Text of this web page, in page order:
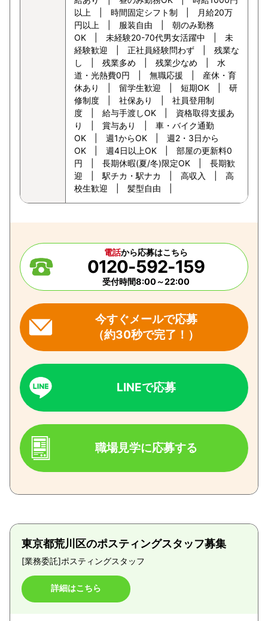
以上 | 時間固定シフト制 | 月給20万
円以上 | 服装自由 | 朝のみ勤務
OK | 未経験20-70代男女活躍中 | 未
経験歓迎 | 正社員経験問わず | 残業な
し | 残業多め | 残業少なめ | 水
道・光熱費0円 | 無職応援 | 産休・育
休あり | 留学生歓迎 | 短期OK | 研
修制度 | 社保あり | 社員登用制
度 | 給与手渡しOK | 資格取得支援あ
り | 賞与あり | 車・バイク通勤
OK | 週1からOK | 週2・3日から
OK | 週4日以上OK | 部屋の更新料0
円 | 長期休暇(夏/冬)限定OK | 長期歓
迎 | 駅チカ・駅ナカ | 高収入 | 高
校生歓迎 | 髪型自由 |
電話から応募はこちら
0120-592-159
受付時間8:00～22:00
今すぐメールで応募
（約30秒で完了！）
LINEで応募
職場見学に応募する
東京都荒川区のポスティングスタッフ募集
[業務委託]ポスティングスタッフ
詳細はこちら